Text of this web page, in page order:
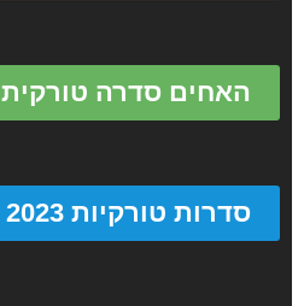
האחים סדרה טורקית
סדרות טורקיות 2023